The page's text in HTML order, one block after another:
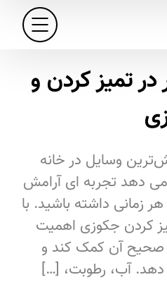
تمیز کردن و
وسایل در خانه
دهد تجربه‌ ای آرامش‌
زمانی داشته باشید. با
کردن جکوزی اهمیت
صحیح آن کمک کند و
دهد. آب، رطوبت، […]